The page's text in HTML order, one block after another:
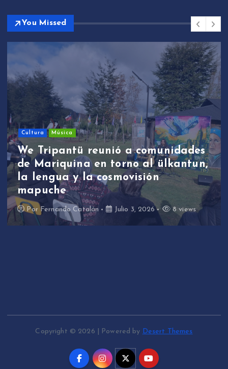
You Missed
Música
reunió a comunidades
en torno al ülkantun,
y la cosmovisión
Catalán Julio 3, 2026 8 views
Sin
We
de
Por
Copyright © 2026 | Powered by Desert Themes